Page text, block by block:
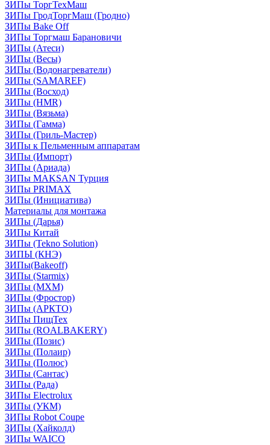
ЗИПы ТоргТехМаш
ЗИПы ГродТоргМаш (Гродно)
ЗИПы Bake Off
ЗИПы Торгмаш Барановичи
ЗИПы (Атеси)
ЗИПы (Весы)
ЗИПы (Водонагреватели)
ЗИПы (SAMAREF)
ЗИПы (Восход)
ЗИПы (HMR)
ЗИПы (Вязьма)
ЗИПы (Гамма)
ЗИПы (Гриль-Мастер)
ЗИПы к Пельменным аппаратам
ЗИПы (Импорт)
ЗИПы (Ариада)
ЗИПы MAKSAN Турция
ЗИПы PRIMAX
ЗИПы (Инициатива)
Материалы для монтажа
ЗИПы (Дарья)
ЗИПы Китай
ЗИПы (Tekno Solution)
ЗИПЫ (КНЭ)
ЗИПы(Bakeoff)
ЗИПы (Starmix)
ЗИПы (МХМ)
ЗИПы (Фростор)
ЗИПы (АРКТО)
ЗИПы ПищТех
ЗИПы (ROALBAKERY)
ЗИПы (Позис)
ЗИПы (Полаир)
ЗИПы (Полюс)
ЗИПы (Сантас)
ЗИПы (Рада)
ЗИПы Electrolux
ЗИПы (УКМ)
ЗИПы Robot Coupe
ЗИПы (Хайколд)
ЗИПы WAICO